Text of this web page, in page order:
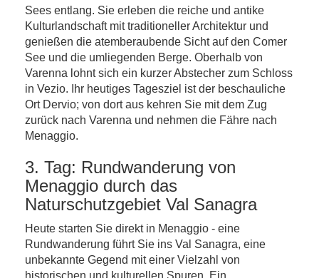
Sees entlang. Sie erleben die reiche und antike
Kulturlandschaft mit traditioneller Architektur und
genießen die atemberaubende Sicht auf den Comer
See und die umliegenden Berge. Oberhalb von
Varenna lohnt sich ein kurzer Abstecher zum Schloss
in Vezio. Ihr heutiges Tagesziel ist der beschauliche
Ort Dervio; von dort aus kehren Sie mit dem Zug
zurück nach Varenna und nehmen die Fähre nach
Menaggio.
3. Tag: Rundwanderung von
Menaggio durch das
Naturschutzgebiet Val Sanagra
Heute starten Sie direkt in Menaggio - eine
Rundwanderung führt Sie ins Val Sanagra, eine
unbekannte Gegend mit einer Vielzahl von
historischen und kulturellen Spuren. Ein